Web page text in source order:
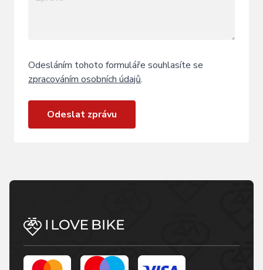
Odesláním tohoto formuláře souhlasíte se
zpracováním osobních údajů.
Odeslat zprávu